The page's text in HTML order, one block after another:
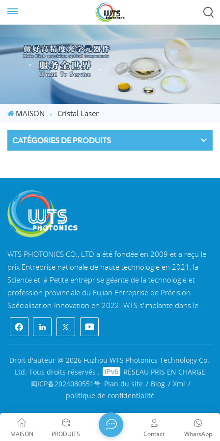
MAISON Cristal Laser
CATÉGORIES DE PRODUITS
WTS PHOTONICS CO., LTD a été fondée en 2009 et a reçu le
prix Entreprise nationale de haute technologie en 2021, la
Science et la Petite entreprise géante de la technologie et
profession provinciale du Fujian Entreprise de Précision-
Spécialisation-Innovation en 2022. WTS s'implante dans le
belle ville côtière du sud-est, Fuzhou, une célèbre ville optique
en Chine. WTS dispose de 11 000 mètres carrés de
bâtiments d'usine standardisés, un groupe d'un personnel
technique qualifié et d'un système de traitement optique
complet, système de revêtement, système d'assemblage et
système de contrôle qualité. WTS fournit clients avec des
solutions uniques pour la R&D, la conception et la fabrication
d'imagerie optique de haute précision, et des composants
laser haute puissance. Les produits de WTS comprennent
Droit d'auteur @ 2026 Fuzhou WTS Photonics Technology Co.,
Ltd. Tous droits réservés .
RÉSEAU PRIS EN CHARGE
闽ICP备2024080551号 Plan du site / Blog / Xml /
politique de confidentialité
MAISON PRODUITS WhatsApp
Contact